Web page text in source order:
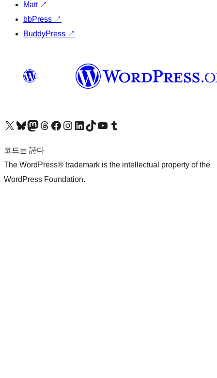
Matt ↗
bbPress ↗
BuddyPress ↗
X(이전 트위터) 계정 방문하기블루스카이 계정 방문하기마스토돈 계정 방문하기스레드 계정 방문하기 페이스북 페이지 방문하기인스타그램 계정 방문하기 LinkedIn 계정 방문하기틱톡 계정 방문하기유튜브 채널 방문하기 텀블러 계정 방문하기
코드는 詩다
The WordPress® trademark is the intellectual property of the
WordPress Foundation.